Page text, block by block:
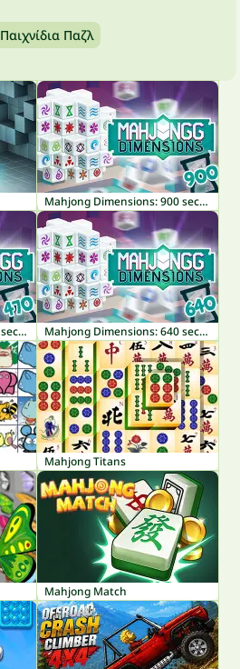
Παιχνίδια Παζλ
Mahjong Dimensions: 900 seconds
Mahjong Dimensions: 470 seconds Mahjong Dimensions: 640 seconds
Mahjong Titans
Mahjong Match